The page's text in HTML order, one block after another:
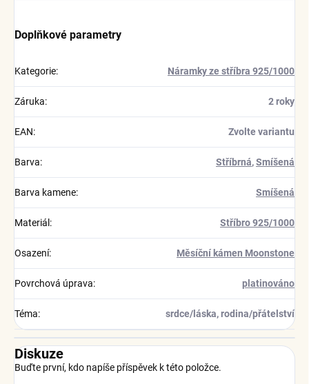
Doplňkové parametry
Kategorie: Náramky ze stříbra 925/1000
Záruka: 2 roky
EAN: Zvolte variantu
Barva: Stříbrná,Smíšená
Barva kamene: Smíšená
Materiál : Stříbro 925/1000
Osazení: Měsíční kámen Moonstone
Povrchová úprava: platinováno
Téma: srdce/láska, rodina/přátelství
Diskuze
Buďte první, kdo napíše příspěvek k této položce.